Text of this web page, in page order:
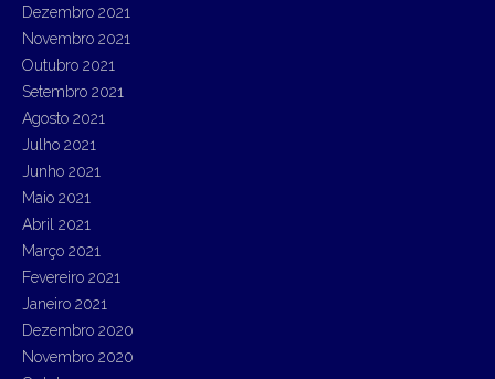
Dezembro 2021
Novembro 2021
Outubro 2021
Setembro 2021
Agosto 2021
Julho 2021
Junho 2021
Maio 2021
Abril 2021
Março 2021
Fevereiro 2021
Janeiro 2021
Dezembro 2020
Novembro 2020